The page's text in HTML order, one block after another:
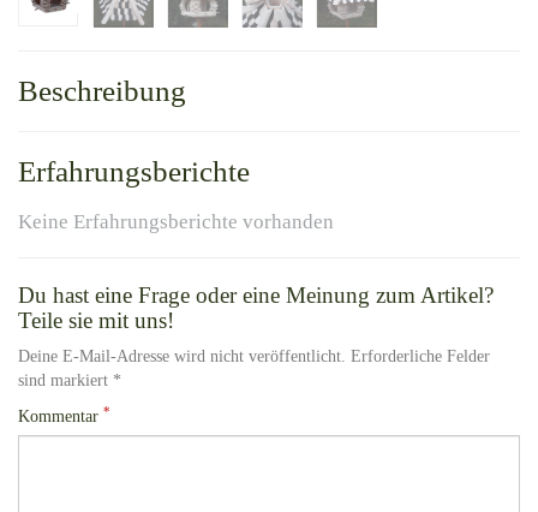
Beschreibung
Erfahrungsberichte
Keine Erfahrungsberichte vorhanden
Du hast eine Frage oder eine Meinung zum Artikel?
Teile sie mit uns!
Deine E-Mail-Adresse wird nicht veröffentlicht. Erforderliche Felder
sind markiert *
Kommentar *